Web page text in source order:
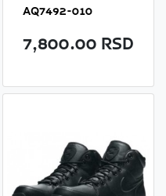
AQ7492-010
7,800.00 RSD